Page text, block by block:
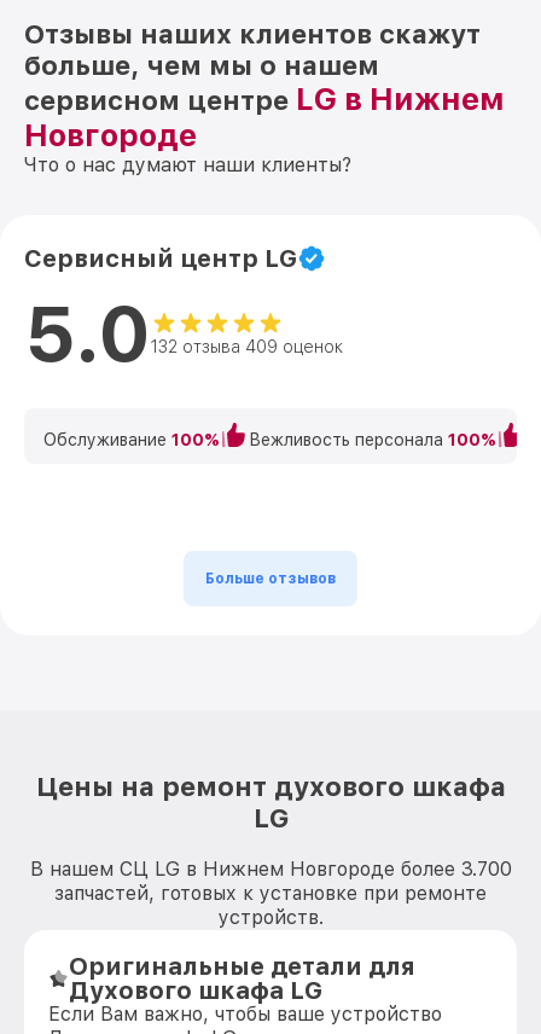
Отзывы наших клиентов скажут
больше, чем мы о нашем
сервисном центре LG в Нижнем
Новгороде
Что о нас думают наши клиенты?
Сервисный центр LG
5.0 132 отзыва 409 оценок
Обслуживание 100% Вежливость персонала 100%
Больше отзывов
Цены на ремонт духового шкафа
LG
В нашем СЦ LG в Нижнем Новгороде более 3.700
запчастей, готовых к установке при ремонте
устройств.
Оригинальные детали для
Духового шкафа LG
Если Вам важно, чтобы ваше устройство